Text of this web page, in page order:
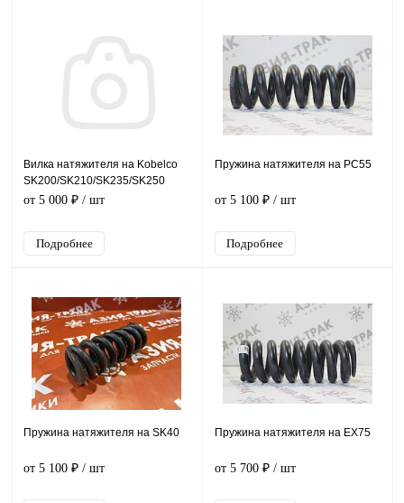
Вилка натяжителя на Kobelco
SK200/SK210/SK235/SK250
E215
от 5 000 ₽ / шт
Подробнее
Пружина натяжителя на PC55
от 5 100 ₽/ шт
Подробнее
Пружина натяжителя на SK40
от 5 100 ₽ / шт
Пружина натяжителя на EX75
от 5 700 ₽/ шт